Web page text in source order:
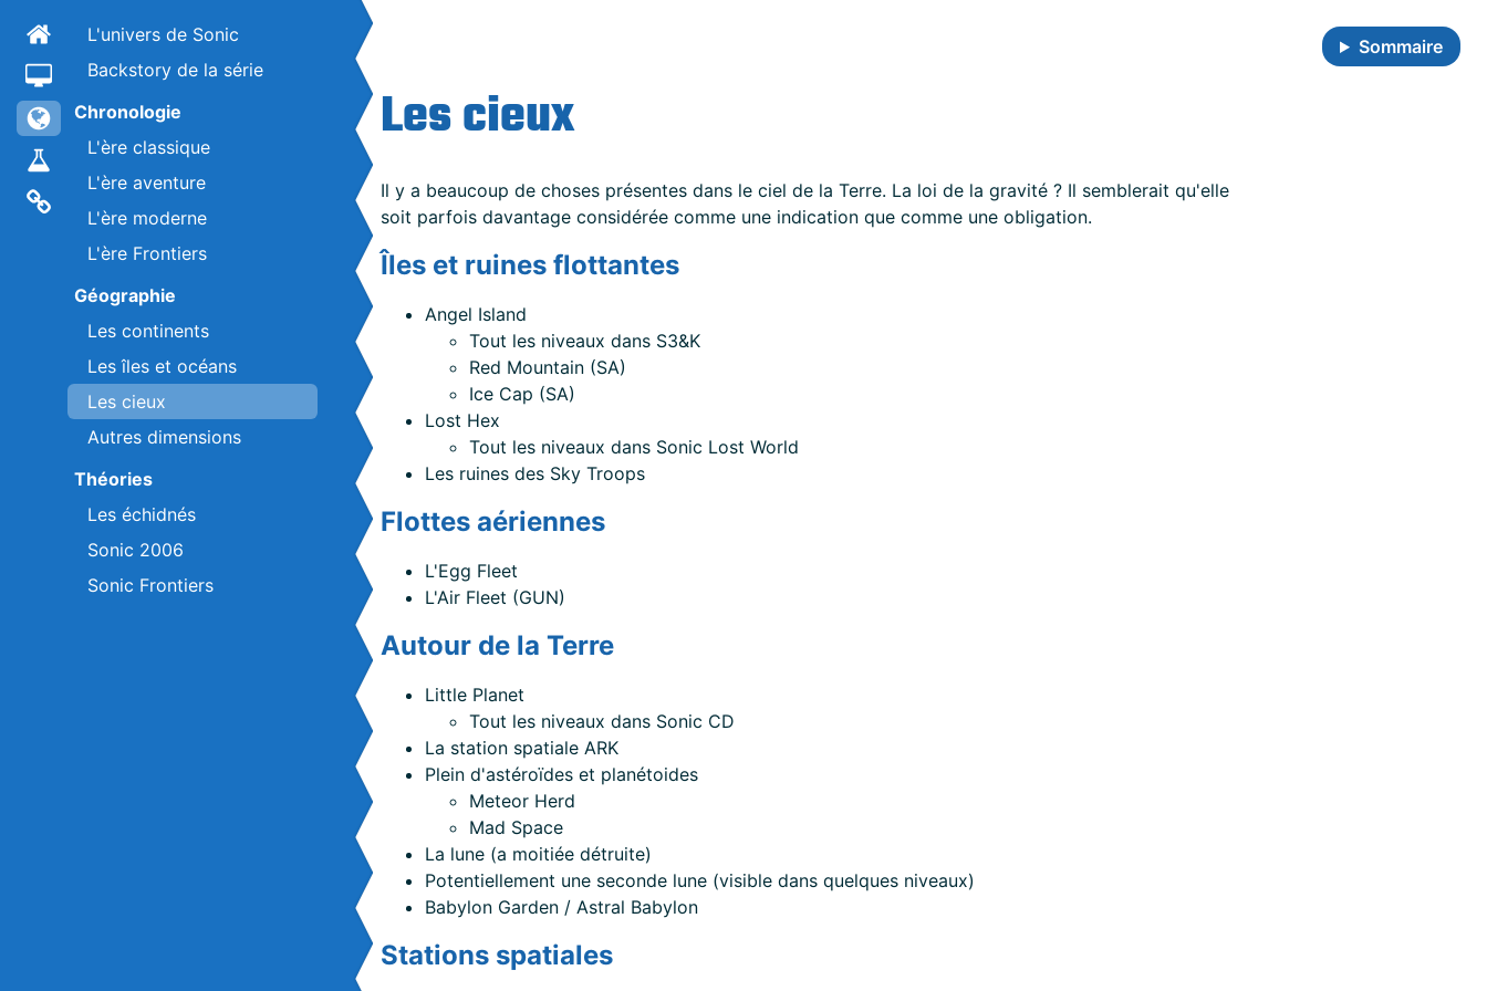
Skip to main content
L'univers de Sonic
Backstory de la série
Chronologie
L'ère classique
L'ère aventure
L'ère moderne
L'ère Frontiers
Géographie
Les continents
Les îles et océans
Les cieux
Autres dimensions
Théories
Les échidnés
Sonic 2006
Sonic Frontiers
Les cieux
Sommaire
Il y a beaucoup de choses présentes dans le ciel de la Terre. La loi de la gravité ? Il semblerait qu'elle
soit parfois davantage considérée comme une indication que comme une obligation.
Îles et ruines flottantes
Angel Island
Tout les niveaux dans S3&K
Red Mountain (SA)
Ice Cap (SA)
Lost Hex
Tout les niveaux dans Sonic Lost World
Les ruines des Sky Troops
Flottes aériennes
L'Egg Fleet
L'Air Fleet (GUN)
Autour de la Terre
Little Planet
Tout les niveaux dans Sonic CD
La station spatiale ARK
Plein d'astéroïdes et planétoides
Meteor Herd
Mad Space
La lune (a moitiée détruite)
Potentiellement une seconde lune (visible dans quelques niveaux)
Babylon Garden / Astral Babylon
Stations spatiales